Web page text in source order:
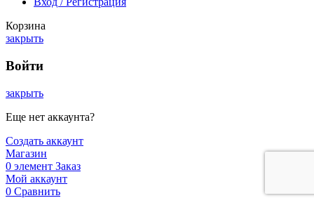
Корзина
закрыть
Войти
закрыть
Еще нет аккаунта?
Создать аккаунт
Магазин
0 элемент Заказ
Мой аккаунт
0 Сравнить